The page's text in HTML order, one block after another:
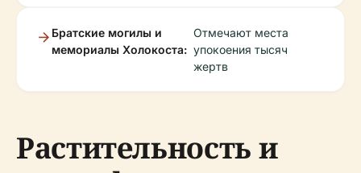
Братские могилы и
мемориалы Холокоста:
Отмечают места
упокоения тысяч
жертв
Растительность и